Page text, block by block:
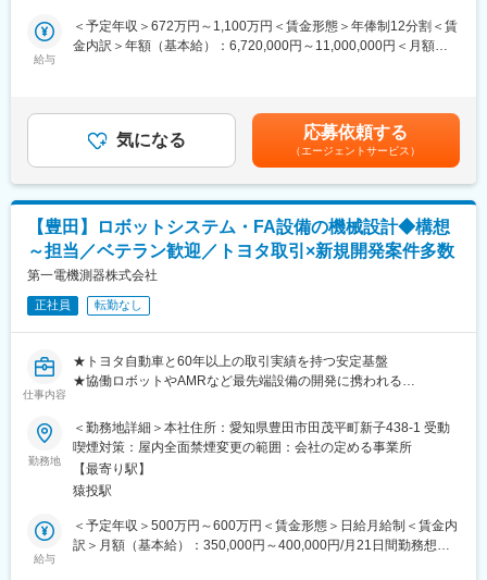
◇自動車の制御部品や各種電気・電子部品など、製品の信頼性評
価や不具合の分析、さらには製造プロセスのコンサルティングま
変更の範囲：会社の定める業務
AUTOSAR、および仮想化されたECUを含むSoftware-in-the-Loop
シミュレーション分野において、当社のソフトウェア製品を使用
■業務詳細：
（1）エンジニアリングプロジェクト（コア業務）
プロジェクトの上流から下流まで一貫して関わります。
受注前：顧客要求の技術分析および提案
受注後：プロジェクトリーダーとして全体推進、キックオフおよ
び進捗管理
導入フェーズ：SIL環境構築、国内外エンジニア（ドイツ本社を含
む）との協業
導入後：受入テスト支援、安定稼働に向けた技術サポート
・複雑な技術課題の解決（社内および海外連携を含む）
・製品の専門知識を活かした営業支援
（3）カスタマートレーニング
自社拠点および顧客先での技術トレーニングを実施します。
（4）カスタマーサポート（高度案件）
一般サポートでは解決が難しい高度な技術課題に対応します。
ーク含む）
給与
＜予定年収＞672万円～1,100万円＜賃金形態＞年俸制12分割＜賃
金内訳＞年額（基本給）：6,720,000円～11,000,000円＜月額＞
あり、選考を通じて上下する可能性があります。月給(月額)は固定
手当を含めた表記です。
気になる 応募依頼する
（エージェントサービス）
【豊田】ロボットシステム・FA設備の機械設計◆構想
～担当／ベテラン歓迎／トヨタ取引×新規開発案件多数
第一電機測器株式会社
正社員 転勤なし
仕事内容
★トヨタ自動車と60年以上の取引実績を持つ安定基盤
★協働ロボットやAMRなど最先端設備の開発に携われる
量ある環境
★転勤なし／長期就業可能（再雇用制度で70歳まで活躍可）
■募集背景
自動車業界を中心に自働化ニーズが拡大しており、既存顧客に加
え新規案件の引き合いが増加しています。
特に近年は協働ロボットやAMR（自律走行搬送ロボット）など新
規開発案件の比率が高まっており、より高度な設計に対応するた
勤務地
＜勤務地詳細＞本社住所：愛知県豊田市田茂平町新子438-1 受動
喫煙対策：屋内全面禁煙変更の範囲：会社の定める事業所
【最寄り駅】
猿投駅
給与
＜予定年収＞500万円～600万円＜賃金形態＞日給月給制＜賃金内
訳＞月額（基本給）：350,000円～400,000円/月21日間勤務想定